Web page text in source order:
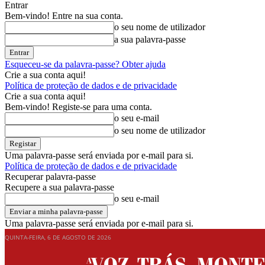
Entrar
Bem-vindo! Entre na sua conta.
o seu nome de utilizador
a sua palavra-passe
Esqueceu-se da palavra-passe? Obter ajuda
Crie a sua conta aqui!
Política de proteção de dados e de privacidade
Crie a sua conta aqui!
Bem-vindo! Registe-se para uma conta.
o seu e-mail
o seu nome de utilizador
Uma palavra-passe será enviada por e-mail para si.
Política de proteção de dados e de privacidade
Recuperar palavra-passe
Recupere a sua palavra-passe
o seu e-mail
Uma palavra-passe será enviada por e-mail para si.
QUINTA-FEIRA, 6 DE AGOSTO DE 2026